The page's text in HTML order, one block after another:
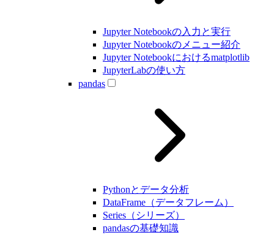
Jupyter Notebookの入力と実行
Jupyter Notebookのメニュー紹介
Jupyter Notebookにおけるmatplotlib
JupyterLabの使い方
pandas
Pythonとデータ分析
DataFrame（データフレーム）
Series（シリーズ）
pandasの基礎知識